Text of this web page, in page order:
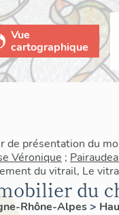
Vue
cartographique
de présentation du
Véronique ;
du vitrail, Le
du
Rhône-Alpes>